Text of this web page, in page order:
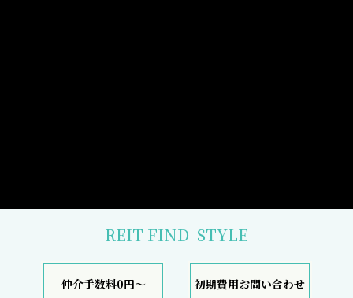
REIT FIND STYLE
仲介手数料0円～ 初期費用お問い合わせ